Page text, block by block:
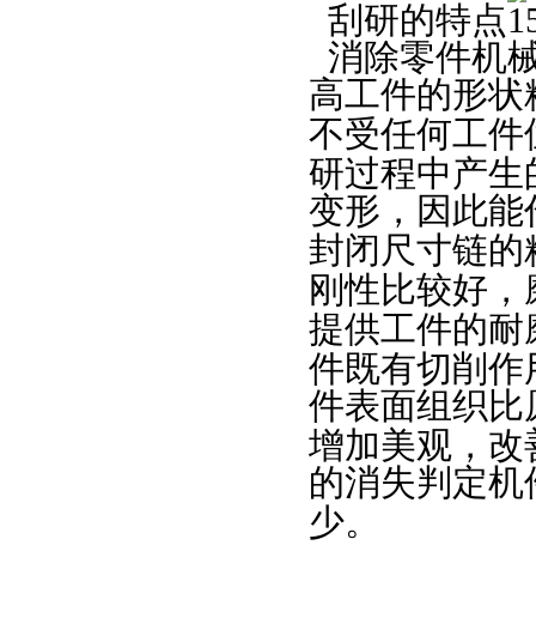
刮研的特点
消除零件机
高工件的形
不受任何工件
研过程中产生
变形，因此能
封闭尺寸链的
刚性比较好
提供工件的耐
件既有切削作
件表面组织比
增加美观，改
的消失判定
少。